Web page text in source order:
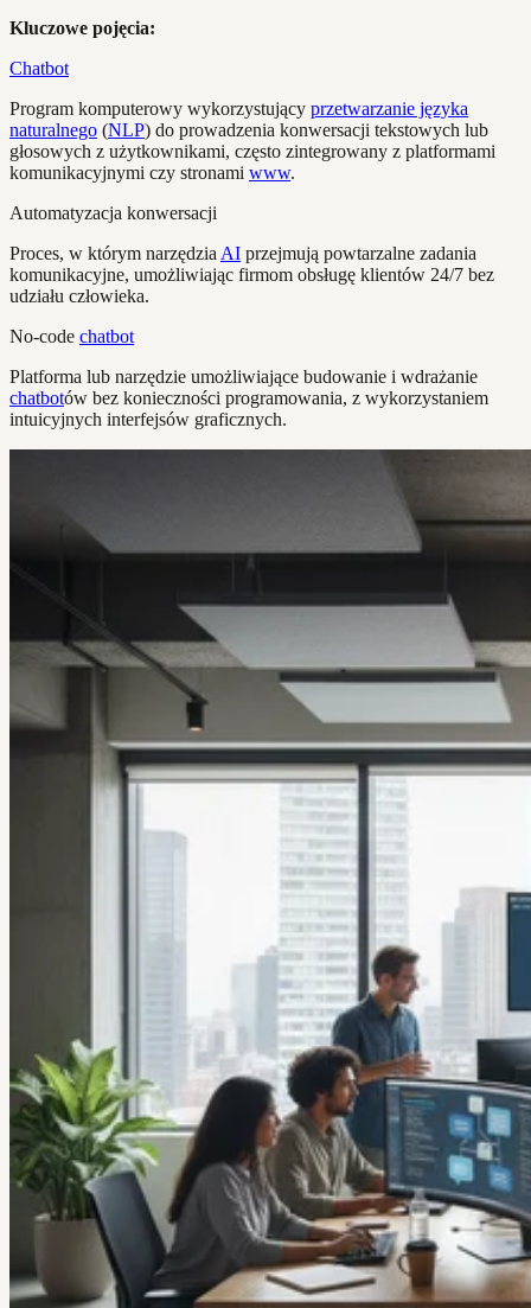
Kluczowe pojęcia:
Chatbot
Program komputerowy wykorzystujący przetwarzanie języka
naturalnego (NLP) do prowadzenia konwersacji tekstowych lub
głosowych z użytkownikami, często zintegrowany z platformami
komunikacyjnymi czy stronami www.
Automatyzacja konwersacji
Proces, w którym narzędzia AI przejmują powtarzalne zadania
komunikacyjne, umożliwiając firmom obsługę klientów 24/7 bez
udziału człowieka.
No-code chatbot
Platforma lub narzędzie umożliwiające budowanie i wdrażanie
chatbotów bez konieczności programowania, z wykorzystaniem
intuicyjnych interfejsów graficznych.